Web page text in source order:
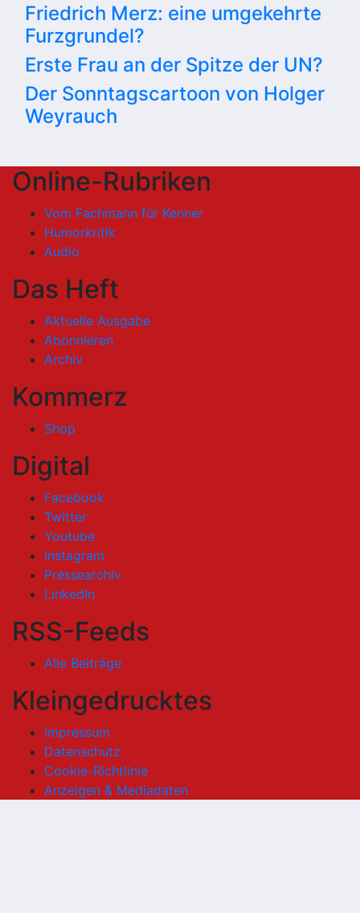
Friedrich Merz: eine umgekehrte
Furzgrundel?
Erste Frau an der Spitze der UN?
Der Sonntagscartoon von Holger
Weyrauch
Online-Rubriken
Vom Fachmann für Kenner
Humorkritik
Audio
Das Heft
Aktuelle Ausgabe
Abonnieren
Archiv
Kommerz
Shop
Digital
Facebook
Twitter
Youtube
Instagram
Pressearchiv
LinkedIn
RSS-Feeds
Alle Beiträge
Kleingedrucktes
Impressum
Datenschutz
Cookie-Richtlinie
Anzeigen & Mediadaten